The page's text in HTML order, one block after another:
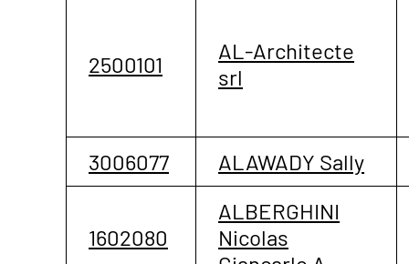
2500101
AL-Architecte
srl
3006077 ALAWADY Sally
1602080
ALBERGHINI
Nicolas